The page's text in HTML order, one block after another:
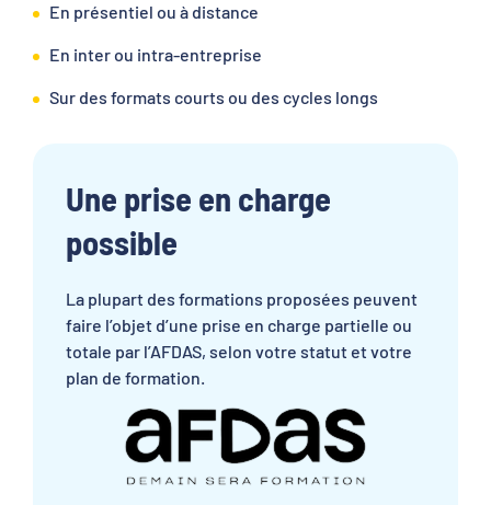
En présentiel ou à distance
En inter ou intra-entreprise
Sur des formats courts ou des cycles longs
Une prise en charge
possible
La plupart des formations proposées peuvent
faire l’objet d’une prise en charge partielle ou
totale par l’AFDAS, selon votre statut et votre
plan de formation.